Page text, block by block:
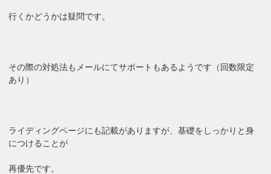
行くかどうかは疑問です。
その際の対処法もメールにてサポートもあるようです（回数限定
あり）
ライディングページにも記載がありますが、基礎をしっかりと身
につけることが
再優先です。